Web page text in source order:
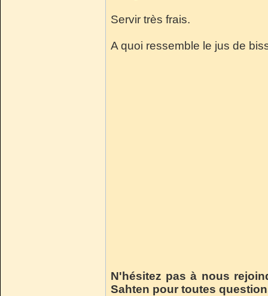
Servir très frais.
A quoi ressemble le jus de
N'hésitez pas à nous
Sahten pour toutes